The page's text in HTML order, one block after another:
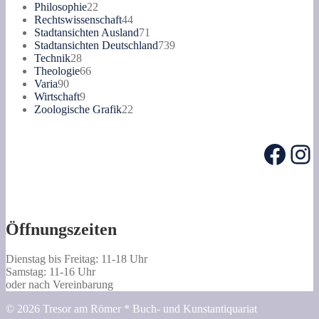
Philosophie22
Produkte
Rechtswissenschaft4444
Produkte
Stadtansichten Ausland71
Produkte
Stadtansichten Deutschland739739
Technik2828
Produkte
Theologie6666
Varia9090
Produkte
Wirtschaft99
Produkte
Zoologische Grafik22
Öffnungszeiten
Dienstag bis Freitag: 11-18 Uhr
Samstag: 11-16 Uhr
oder nach Vereinbarung
© 2026 Tresor am Römer * Buch- und Kunstantiquariat